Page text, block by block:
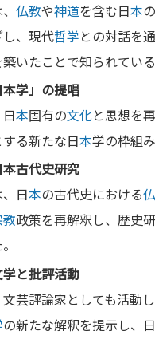
、仏教や神道を含む日本
、現代哲学との対話を
いたことで知られている
本学」の提唱
日本固有の文化と思想を
る新たな日本学の枠組
本古代史研究
、日本の古代史における
政策を再解釈し、歴史
学と批評活動
芸評論家としても活動
の新たな解釈を提示し、